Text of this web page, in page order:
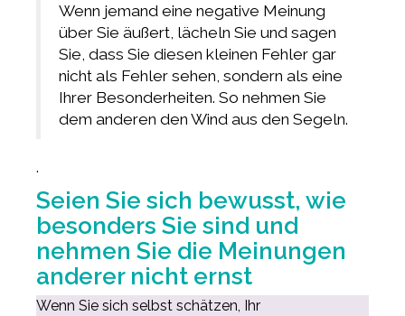
Wenn jemand eine negative Meinung
über Sie äußert, lächeln Sie und sagen
Sie, dass Sie diesen kleinen Fehler gar
nicht als Fehler sehen, sondern als eine
Ihrer Besonderheiten. So nehmen Sie
dem anderen den Wind aus den Segeln.
.
Seien Sie sich bewusst, wie
besonders Sie sind und
nehmen Sie die Meinungen
anderer nicht ernst
Wenn Sie sich selbst schätzen, Ihr